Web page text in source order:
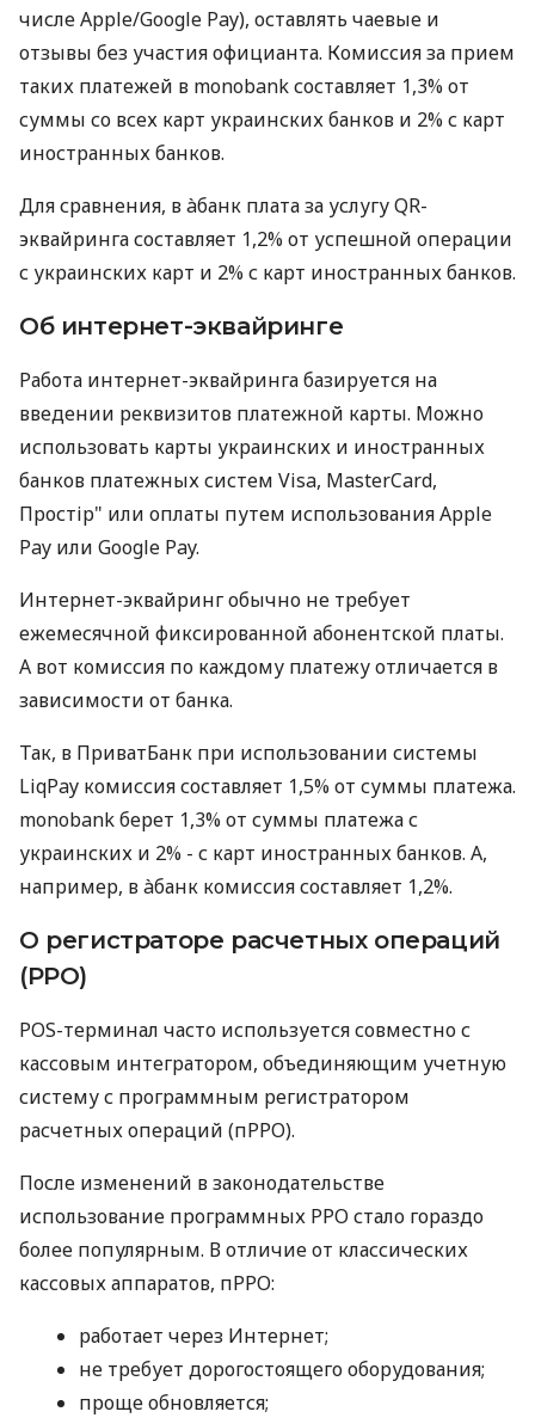
числе Apple/Google Pay), оставлять чаевые и
отзывы без участия официанта. Комиссия за прием
таких платежей в monobank составляет 1,3% от
суммы со всех карт украинских банков и 2% с карт
иностранных банков.
Для сравнения, в àбанк плата за услугу QR-
эквайринга составляет 1,2% от успешной операции
с украинских карт и 2% с карт иностранных банков.
Об интернет-эквайринге
Работа интернет-эквайринга базируется на
введении реквизитов платежной карты. Можно
использовать карты украинских и иностранных
банков платежных систем Visa, MasterCard,
Простір" или оплаты путем использования Apple
Pay или Google Pay.
Интернет-эквайринг обычно не требует
ежемесячной фиксированной абонентской платы.
А вот комиссия по каждому платежу отличается в
зависимости от банка.
Так, в ПриватБанк при использовании системы
LiqPay комиссия составляет 1,5% от суммы платежа.
monobank берет 1,3% от суммы платежа с
украинских и 2% - с карт иностранных банков. А,
например, в àбанк комиссия составляет 1,2%.
О регистраторе расчетных операций
(РРО)
POS-терминал часто используется совместно с
кассовым интегратором, объединяющим учетную
систему с программным регистратором
расчетных операций (пРРО).
После изменений в законодательстве
использование программных РРО стало гораздо
более популярным. В отличие от классических
кассовых аппаратов, пРРО:
работает через Интернет;
не требует дорогостоящего оборудования;
проще обновляется;